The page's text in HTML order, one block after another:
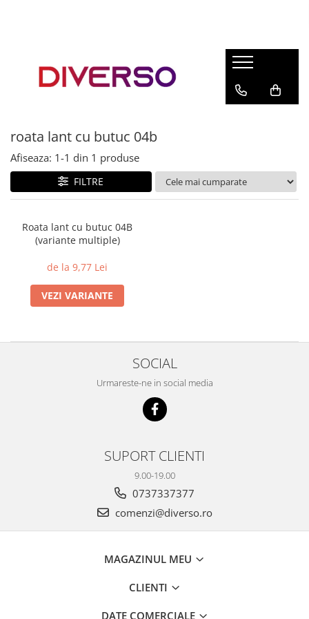
ASA
SILK
HIPS
PMMA
MULTIMATERIAL
roata lant cu butuc 04b
Afiseaza: 1-1 din 1 produse
FILTRE
Roata lant cu butuc 04B
(variante multiple)
de la 9,77 Lei
VEZI VARIANTE
SOCIAL
Urmareste-ne in social media
SUPORT CLIENTI
9.00-19.00
0737337377
comenzi@diverso.ro
MAGAZINUL MEU
CLIENTI
DATE COMERCIALE